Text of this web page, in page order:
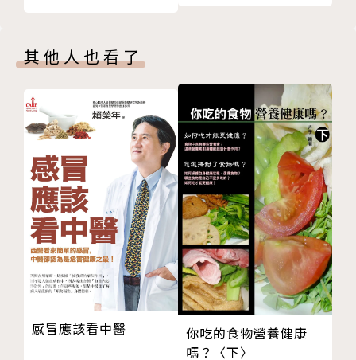
心肌梗塞症狀
急性心肌梗塞症狀
無症狀性心肌梗塞
無痛性心肌梗塞症狀
如何識別非典型心肌梗塞的異常表現？
第三篇 心肌梗塞預防
心肌梗塞的預防
預防心肌梗塞
心絞痛發作時勿亂動
防止心梗復發，我們有招
注意心肌梗塞的“苗頭”
如何預防心肌梗塞癒後復發？
心肌梗塞遇“三急”一觸即發
心肌梗塞病人外出注意事項
其他人也看了
感冒應該看中醫
你吃的食物營養健康
嗎？〈下〉